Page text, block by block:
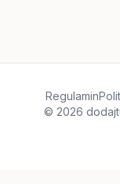
Regulamin
© 2026